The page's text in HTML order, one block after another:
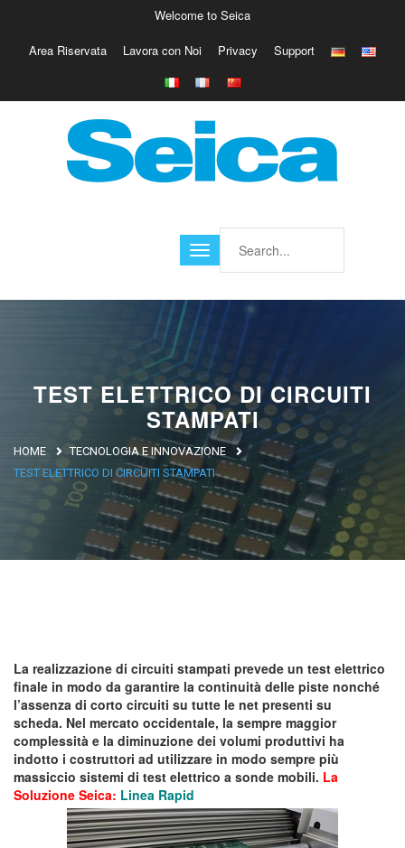
Europe
Italy
Austria
Belgio
Brasile
Asia
Giappone
North Africa
South Africa
Welcome to Seica
Area Riservata Lavora con Noi Privacy Support
TEST ELETTRICO DI CIRCUITI
STAMPATI
HOME
TECNOLOGIA E INNOVAZIONE
TEST ELETTRICO DI CIRCUITI STAMPATI
La realizzazione di circuiti stampati prevede un test elettrico
finale in modo da garantire la continuità delle piste nonché
l’assenza di corto circuiti su tutte le net presenti su
scheda. Nel mercato occidentale, la sempre maggior
complessità e la diminuzione dei volumi produttivi ha
indotto i costruttori ad utilizzare in modo sempre più
massiccio sistemi di test elettrico a sonde mobili. La
Soluzione Seica: Linea Rapid